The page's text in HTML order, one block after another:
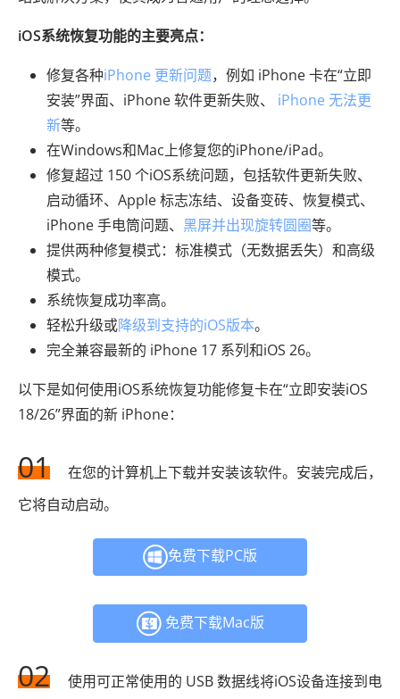
iOS系统恢复功能的主要亮点：
修复各种iPhone 更新问题，例如 iPhone 卡在“立即
安装”界面、iPhone 软件更新失败、 iPhone 无法更
新等。
在Windows和Mac上修复您的iPhone/iPad。
修复超过 150 个iOS系统问题，包括软件更新失败、
启动循环、Apple 标志冻结、设备变砖、恢复模式、
iPhone 手电筒问题、 黑屏并出现旋转圆圈等。
提供两种修复模式：标准模式（无数据丢失）和高级
模式。
系统恢复成功率高。
轻松升级或降级到支持的iOS版本。
完全兼容最新的 iPhone 17 系列和iOS 26。
以下是如何使用iOS系统恢复功能修复卡在“立即安装iOS
18/26”界面的新 iPhone：
01
在您的计算机上下载并安装该软件。安装完成后，
它将自动启动。
免费下载PC版
免费下载Mac版
02
使用可正常使用的 USB 数据线将iOS设备连接到电